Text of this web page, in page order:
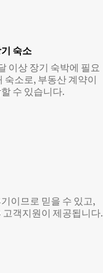
숙소
이상 장기 숙박에 필요
숙소로, 부동산 계약이
수 있습니다.
이므로 믿을 수 있고,
객지원이 제공됩니다.